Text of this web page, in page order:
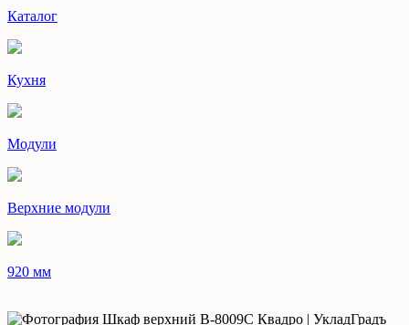
Каталог
Кухня
Модули
Верхние модули
920 мм